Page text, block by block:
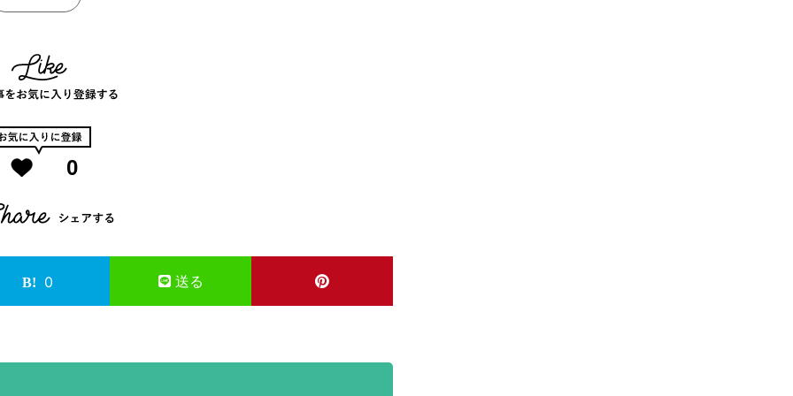
0
0 送る